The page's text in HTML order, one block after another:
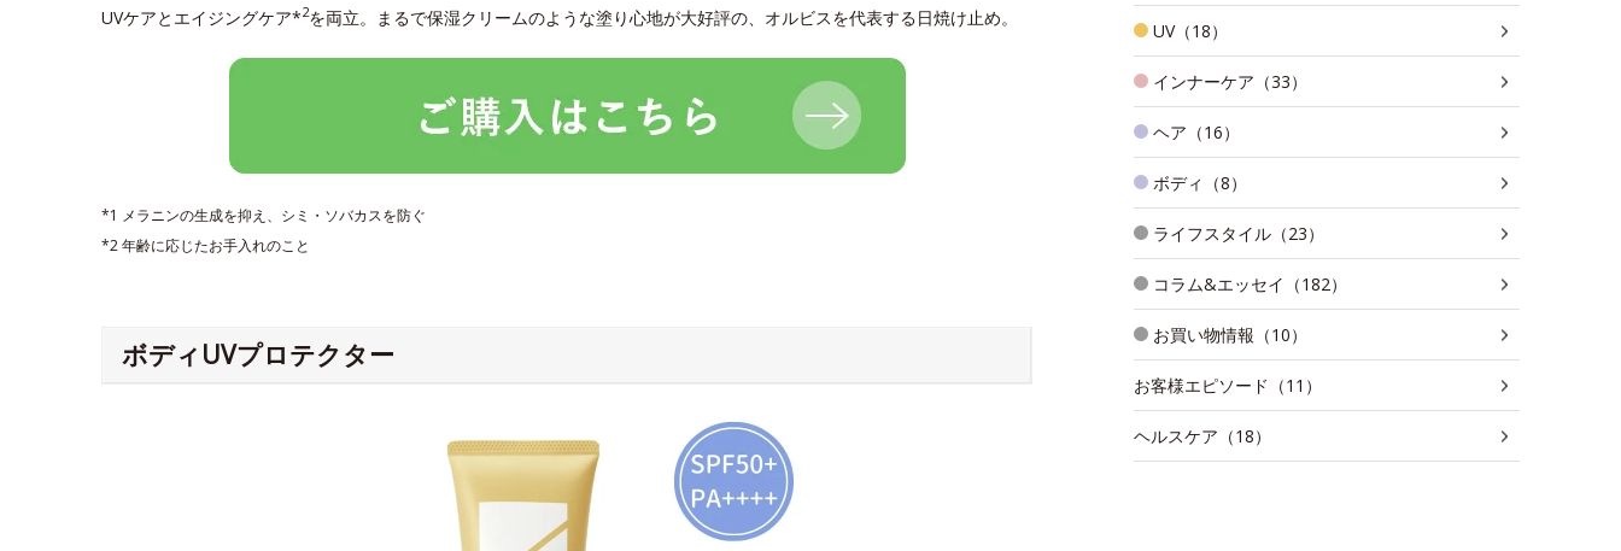
UVケアとエイジングケア*2を両立。まるで保湿クリームのような塗り心地が大好評の、オルビスを代表する日焼け止め。
*1 メラニンの生成を抑え、シミ・ソバカスを防ぐ
*2 年齢に応じたお手入れのこと
ボディUVプロテクター
UV（18）
インナーケア（33）
ヘア（16）
ボディ（8）
ライフスタイル（23）
コラム&エッセイ（182）
お買い物情報（10）
お客様エピソード（11）
ヘルスケア（18）